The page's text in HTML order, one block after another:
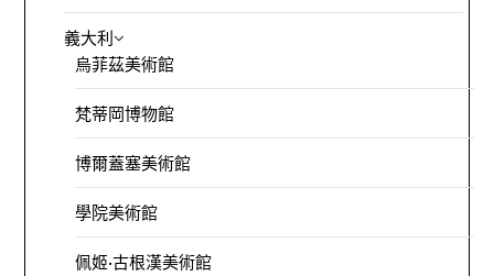
義大利
烏菲茲美術館
梵蒂岡博物館
博爾蓋塞美術館
學院美術館
佩姬·古根漢美術館